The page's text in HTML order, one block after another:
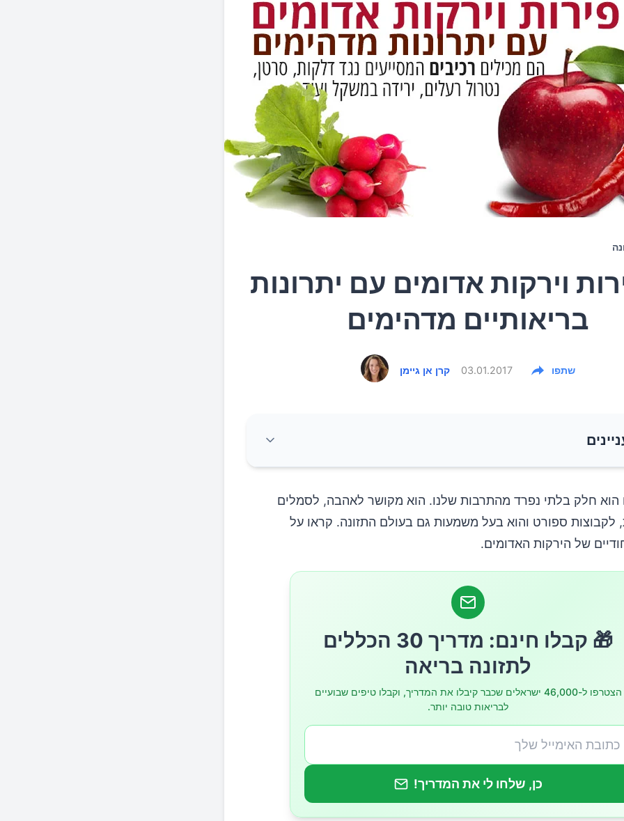
פירות וירקות אדומים עם יתרונות
בריאותיים מדהימים
קרן אן גיימן 03.01.2017 שתפו
הגדולים של הפירות והירקות האדומים
הוא חלק בלתי נפרד מהתרבות שלנו. הוא מקושר לאהבה, לסמלים
לקבוצות ספורט והוא בעל משמעות גם בעולם התזונה. קראו על
של הירקות האדומים.
🎁 קבלו חינם: מדריך 30 הכללים
לתזונה בריאה
הצטרפו ל-46,000 ישראלים שכבר קיבלו את המדריך, וקבלו טיפים שבועיים
לבריאות טובה יותר.
כן, שלחו לי את המדריך!